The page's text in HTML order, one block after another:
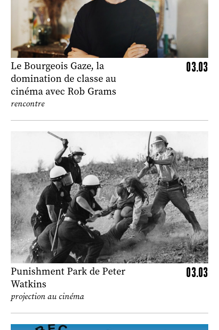
Le Bourgeois Gaze, la
domination de classe au
cinéma avec Rob Grams
03.03
rencontre
Punishment Park de Peter
Watkins
03.03
projection au cinéma